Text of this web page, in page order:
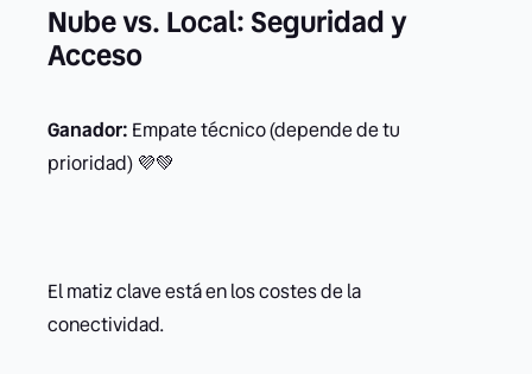
Nube vs. Local: Seguridad y
Acceso
Ganador: Empate técnico (depende de tu
prioridad) 💜💚
El matiz clave está en los costes de la
conectividad.